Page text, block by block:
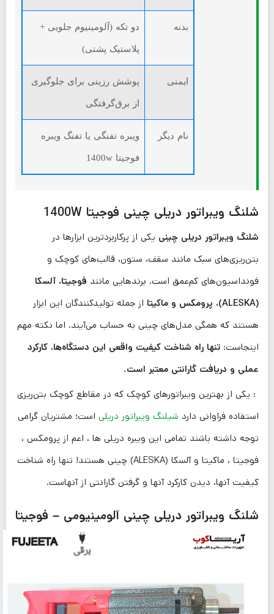
بدنه دو تکه (آلومینیوم جلویی +
پلاستیک پشتی)
ایمنی پوشش رزینی برای جلوگیری
از برق‌گرفتگی
نام دیگر ویبره تفنگی یا تفنگ ویبره
فوجیتا 1400w
شلنگ ویبراتور دریلی چینی فوجیتا 1400W
شلنگ ویبراتور دریلی چینی یکی از پرکاربردترین ابزارها در
بتن‌ریزی‌های سبک مانند سقف، ستون، قالب‌های کوچک و
فونداسیون‌های کم‌عمق است. برندهایی مانند فوجیتا، آلسکا
(ALESKA)
، پرومکس و ماکیتا از جمله تولیدکنندگان این ابزار
هستند که همگی مدل‌های چینی به حساب می‌آیند. اما نکته مهم
اینجاست: تنها راه شناخت کیفیت واقعی این دستگاه‌ها، کارکرد
عملی و دریافت گارانتی معتبر است.
: یکی از بهترین ویبراتورهای کوچک که در مقاطع کوچک بتن‌ریزی
استفاده فراوانی دارد شیلنگ ویبراتور دریلی است؛ مشتریان گرامی
توجه داشته باشند تمامی این ویبره دریلی ها ، اعم از پرومکس ،
فوجیتا ، ماکیتا و آلسکا (ALESKA) چینی هستند! تنها راه شناخت
کیفیت آنها، دیدن کارکرد آنها و گرفتن گارانتی از آنهاست.
شلنگ ویبراتور دریلی چینی آلومینیومی – فوجیتا